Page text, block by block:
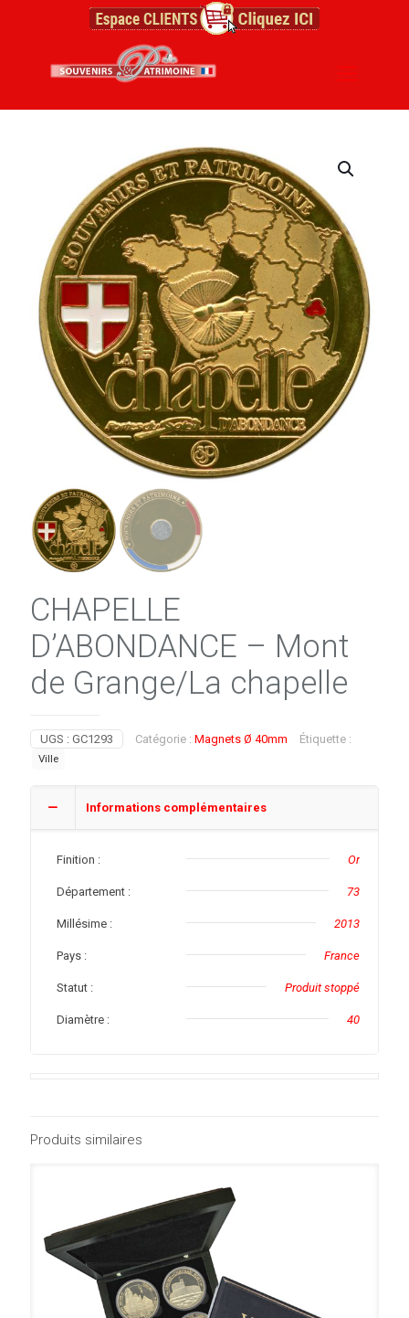
CHAPELLE
D’ABONDANCE – Mont
de Grange/La chapelle
UGS : GC1293 Catégorie : Magnets Ø 40mm Étiquette :
Ville
Informations complémentaires
Finition : Or
Département : 73
Millésime : 2013
Pays : France
Statut : Produit stoppé
Diamètre : 40
Produits similaires